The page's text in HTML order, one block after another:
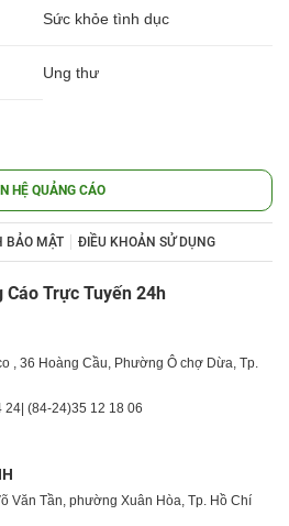
Sức khỏe tình dục
Ung thư
HỆ QUẢNG CÁO
BẢO MẬT ĐIỀU KHOẢN SỬ DỤNG
Cáo Trực Tuyến 24h
, 36 Hoàng Cầu, Phường Ô chợ Dừa, Tp.
24 | (84-24)35 12 18 06
Văn Tần, phường Xuân Hòa, Tp. Hồ Chí